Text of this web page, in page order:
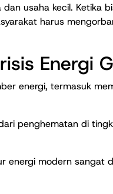
usaha kecil. Ketika
harus
Energi
energi, termasuk
penghematan di
energi modern sangat